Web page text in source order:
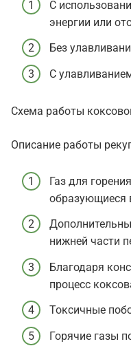
С
энергии или
Без
С
Схема работы
Описание работы
Газ для
образующиеся
нижней части
Благодаря
процесс
Токсичные
Горячие газы